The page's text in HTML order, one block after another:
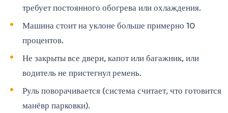
требует постоянного обогрева или охлаждения.
Машина стоит на уклоне больше примерно 10
процентов.
Не закрыты все двери, капот или багажник, или
водитель не пристегнул ремень.
Руль поворачивается (система считает, что готовится
манёвр парковки).